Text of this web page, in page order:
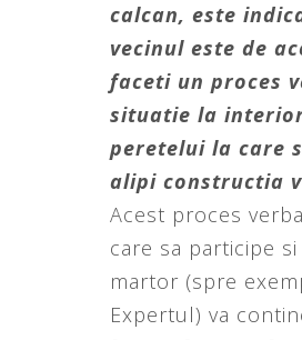
calcan, este
vecinul este de
faceti un proces
situatie la
peretelui la care
alipi constructia
Acest proces
care sa participe
martor (spre
Expertul) va